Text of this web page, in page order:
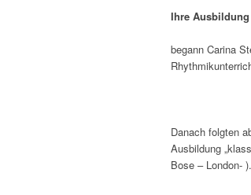
Ihre Ausbildung
begann Carina
Danach folgten
Ausbildung
Bose – London- ).